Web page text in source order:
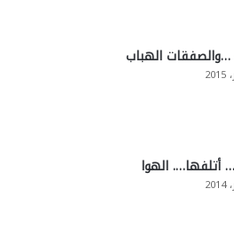
…والصفقات الهباب
الهوا